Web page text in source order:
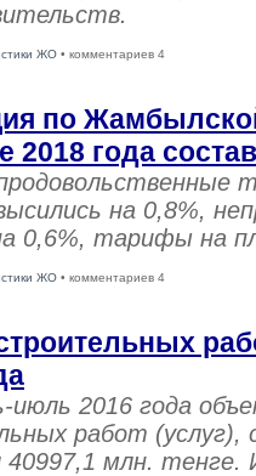
ЖО • комментариев 4
по
2018 года
на 0,8%,
0,6%, тарифы на
ЖО • комментариев 4
июль 2016 года
работ (услуг),
40997,1 млн. тенге.